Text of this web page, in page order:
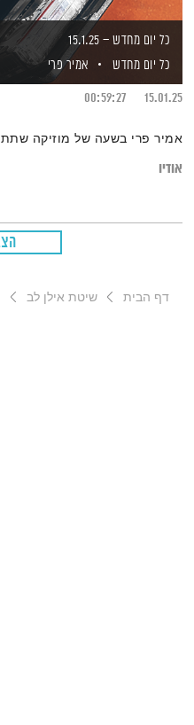
כל יום מחדש – 15.1.25
כל יום מחדש
אמיר פרי
15.01.25
00:59:27
אמיר פרי בשעה של מוזיקה
אודיו
דף הבית שיטת אילן לב